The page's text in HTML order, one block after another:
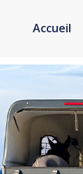
Accueil